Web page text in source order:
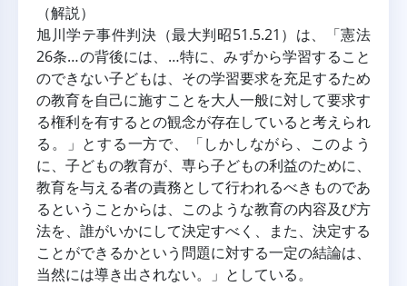
（解説）
旭川学テ事件判決（最大判昭51.5.21）は、「憲法
26条…の背後には、…特に、みずから学習すること
のできない子どもは、その学習要求を充足するため
の教育を自己に施すことを大人一般に対して要求す
る権利を有するとの観念が存在していると考えられ
る。」とする一方で、「しかしながら、このよう
に、子どもの教育が、専ら子どもの利益のために、
教育を与える者の責務として行われるべきものであ
るということからは、このような教育の内容及び方
法を、誰がいかにして決定すべく、また、決定する
ことができるかという問題に対する一定の結論は、
当然には導き出されない。」としている。